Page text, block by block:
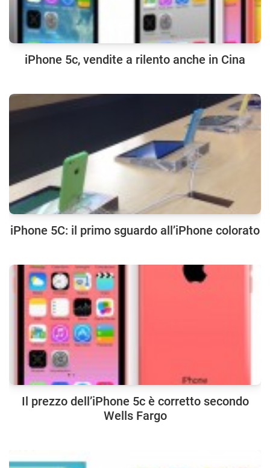
iPhone 5c, vendite a rilento anche in Cina
iPhone 5C: il primo sguardo all’iPhone colorato
Il prezzo dell’iPhone 5c è corretto secondo
Wells Fargo